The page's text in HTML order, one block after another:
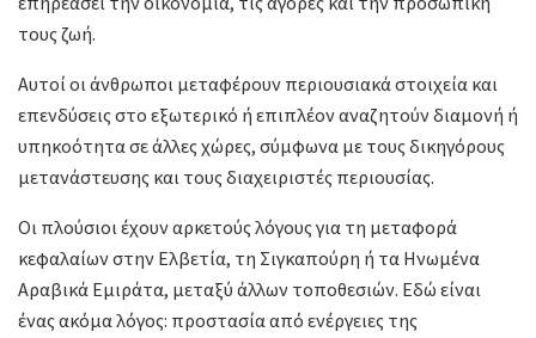
τους ζωή.
Αυτοί οι άνθρωποι μεταφέρουν περιουσιακά στοιχεία και
επενδύσεις στο εξωτερικό ή επιπλέον αναζητούν διαμονή ή
υπηκοότητα σε άλλες χώρες, σύμφωνα με τους δικηγόρους
μετανάστευσης και τους διαχειριστές περιουσίας.
Οι πλούσιοι έχουν αρκετούς λόγους για τη μεταφορά
κεφαλαίων στην Ελβετία, τη Σιγκαπούρη ή τα Ηνωμένα
Αραβικά Εμιράτα, μεταξύ άλλων τοποθεσιών. Εδώ είναι
ένας ακόμα λόγος: προστασία από ενέργειες της